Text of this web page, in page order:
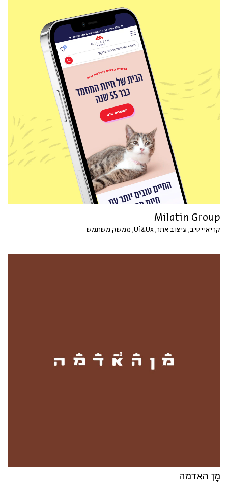
Milatin Group
קריאייטיב, עיצוב אתר, Ui&Ux, ממשק משתמש
מָן האדמה